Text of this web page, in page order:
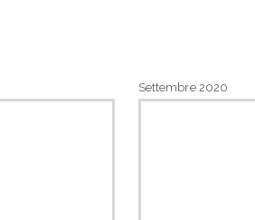
Settembre 2020